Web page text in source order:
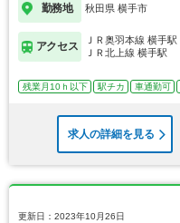
勤務地 秋田県 横手市
アクセス
ＪＲ奥羽本線 横手駅
ＪＲ北上線 横手駅
残業月10ｈ以下 駅チカ 車通勤可
求人の詳細を見る
更新日：2023年10月26日